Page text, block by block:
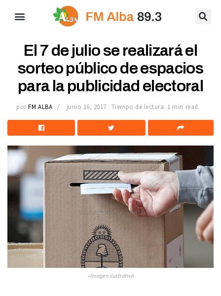
El 7 de julio se realizará el
sorteo público de espacios
para la publicidad electoral
por FM ALBA junio 16, 2017 Tiempo de lectura: 1 min read
»Imagen ilustrativa